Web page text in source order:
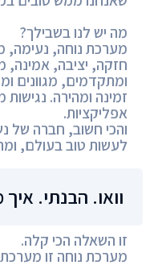
מה יש לנו בשבילך?
מערכת נוחה, נעימה,
חזקה, יציבה, אמינה,
ומתקדמים, מגוונים
זמינה ומהירה.
אפליקציות.
והכי חשוב, חברה של
לעשות טוב בעולם,
וואו. הבנתי.
זו השאלה הכי קלה.
מערכת נוחה זו